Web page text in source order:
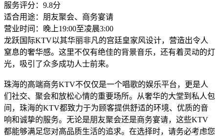
服务评分：9.8分
适合用途：朋友聚会、商务宴请
营业时间：晚上19:00至凌晨3:00
龙跃国际KTV以其华丽非凡的宫廷皇家风设计，营造出令人
窒息的奢华感。这里不仅有绝佳的背景音乐，还有着灵动的灯
光，吸引了众多成功人士前来。
珠海的高端商务KTV不仅仅是一个唱歌的娱乐平台，更是人
们社交、聚会和放松心情的重要场所。从奢华的大堂到私人包
间，珠海的KTV都致力于为顾客提供舒适的环境、优质的音
响和诚挚的服务。无论是朋友聚会还是商务宴请，这些KTV
都能够满足您对高品质生活的追求。在选择时，请务必考虑您